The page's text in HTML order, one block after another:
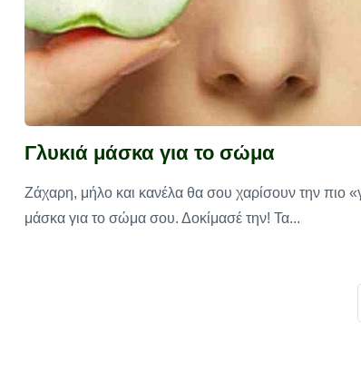
Γλυκιά μάσκα για το σώμα
Ζάχαρη, μήλο και κανέλα θα σου χαρίσουν την πιο
μάσκα για το σώμα σου. Δοκίμασέ την! Τα...